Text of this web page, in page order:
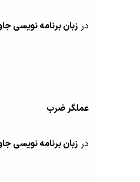
در زبان برنامه نویسی
عملگر ضرب
در زبان برنامه نویسی